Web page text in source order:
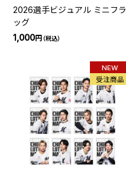
2026選手ビジュアル ミニフラ
ッグ
1,000円（税込）
NEW
受注商品